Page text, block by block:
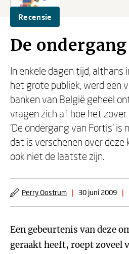
Recensie
De
In enkele dagen tijd, althans
het grote publiek, werd een
banken van België geheel
vragen zich af hoe het
'De ondergang van Fortis' is
dat is verschenen over
ook niet de laatste zijn.
Perry Oostrum | 30 juni 2009 |
Een gebeurtenis van deze
geraakt heeft, roept zoveel